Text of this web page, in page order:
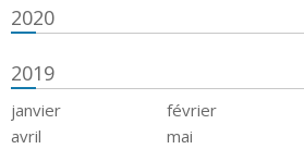
2020
2019
janvier février
avril
mai